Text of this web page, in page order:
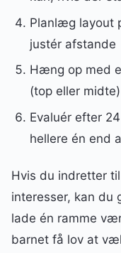
Planlæg layout
justér afstande
Hæng op med
(top eller midte)
Evaluér efter
hellere én end
Hvis du indretter
interesser, kan du
lade én ramme
barnet få lov at